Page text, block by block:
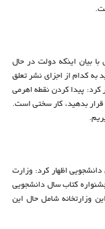
بیان اینکه دولت در حال
به کدام از اجزای نشر تعلق
کرد: پیدا کردن نقطه اهرمی
قرار بدهید، کار سختی است.
دانشجویی اظهار کرد: وزارت
کتاب سال دانشجویی
وزارتخانه شامل حال این